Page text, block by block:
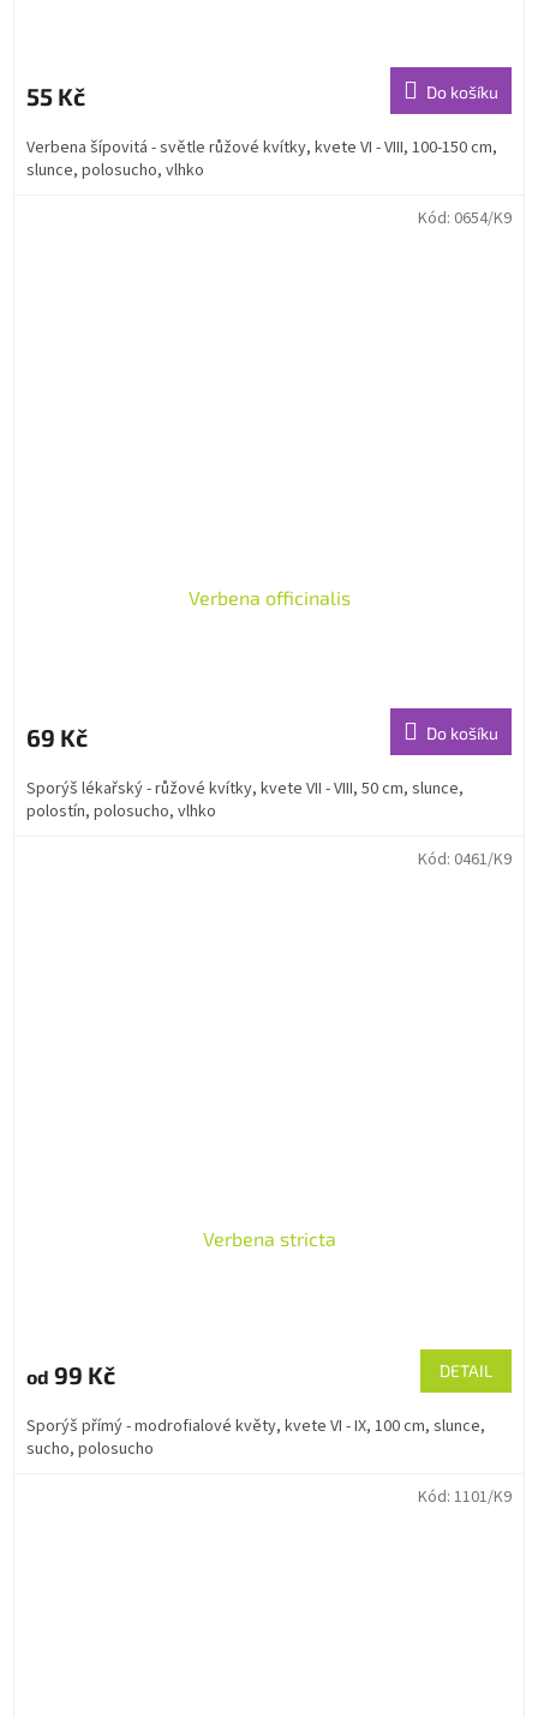
55 Kč Do košíku
Verbena šípovitá - světle růžové kvítky, kvete VI - VIII, 100-150 cm,
slunce, polosucho, vlhko
Verbena officinalis
69 Kč Do košíku
Sporýš lékařský - růžové kvítky, kvete VII - VIII, 50 cm, slunce,
polostín, polosucho, vlhko
Kód: 0654/K9
Verbena stricta
od 99 Kč DETAIL
Sporýš přímý - modrofialové květy, kvete VI - IX, 100 cm, slunce,
sucho, polosucho
Kód: 0461/K9
Kód: 1101/K9